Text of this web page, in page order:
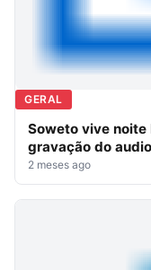
GERAL
Soweto vive noite
gravação do
2 meses ago